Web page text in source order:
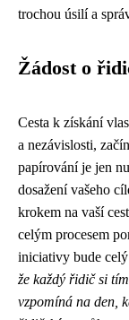
trochou úsilí a
Žádost o
Cesta k získání
a nezávislosti,
papírování je jen
dosažení vašeho
krokem na vaší
celým procesem
iniciativy bude
že každý řidič si
vzpomíná na den,